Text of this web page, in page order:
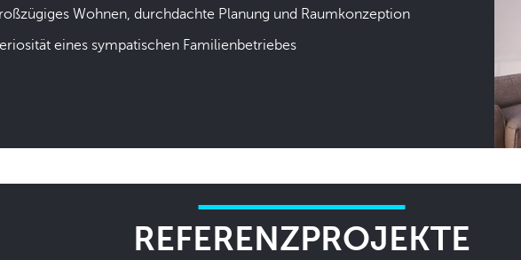
Wohnen, durchdachte Planung und Raumkonzeption
eines sympatischen Familienbetriebes
REFERENZPROJEKTE